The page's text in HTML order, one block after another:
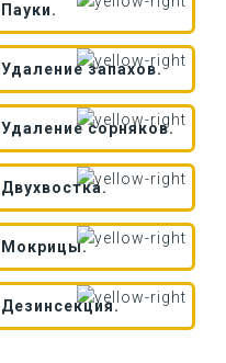
Пауки.
Удаление запахов.
Удаление сорняков.
Двухвостка.
Мокрицы.
Дезинсекция.